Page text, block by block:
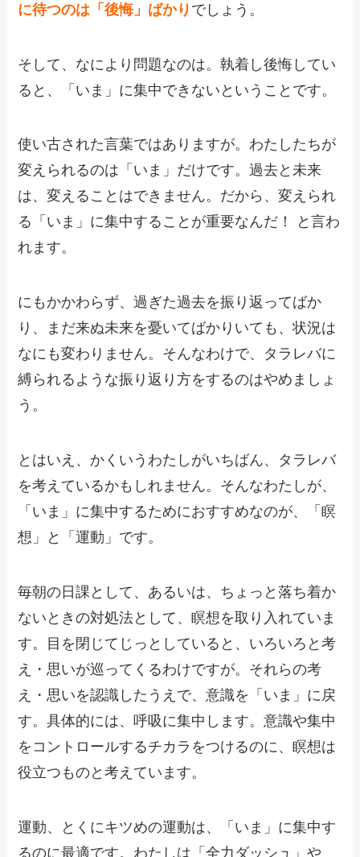
に待つのは「後悔」ばかり でしょう。
そして、なにより問題なのは。執着し後悔してい
ると、「いま」に集中できないということです。
使い古された言葉ではありますが。わたしたちが
変えられるのは「いま」だけです。過去と未来
は、変えることはできません。だから、変えられ
る「いま」に集中することが重要なんだ！ と言わ
れます。
にもかかわらず、過ぎた過去を振り返ってばか
り、まだ来ぬ未来を憂いてばかりいても、状況は
なにも変わりません。そんなわけで、タラレバに
縛られるような振り返り方をするのはやめましょ
う。
とはいえ、かくいうわたしがいちばん、タラレバ
を考えているかもしれません。そんなわたしが、
「いま」に集中するためにおすすめなのが、「瞑
想」と「運動」です。
毎朝の日課として、あるいは、ちょっと落ち着か
ないときの対処法として、瞑想を取り入れていま
す。目を閉じてじっとしていると、いろいろと考
え・思いが巡ってくるわけですが。それらの考
え・思いを認識したうえで、意識を「いま」に戻
す。具体的には、呼吸に集中します。意識や集中
をコントロールするチカラをつけるのに、瞑想は
役立つものと考えています。
運動、とくにキツめの運動は、「いま」に集中す
るのに最適です。わたしは「全力ダッシュ」や